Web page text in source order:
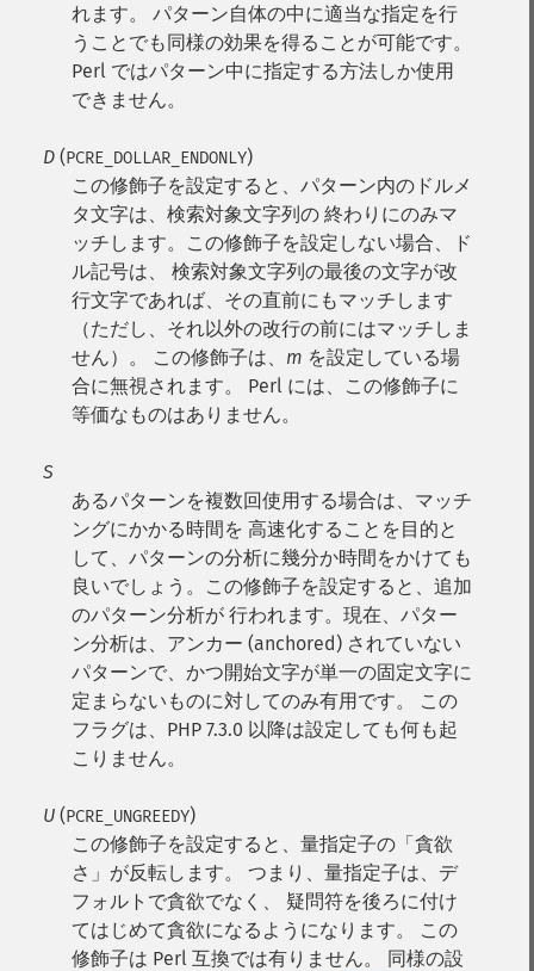
れます。 パターン自体の中に適当な指定を行
うことでも同様の効果を得ることが可能です。
Perl ではパターン中に指定する方法しか使用
できません。
D (PCRE_DOLLAR_ENDONLY)
この修飾子を設定すると、パターン内のドルメ
タ文字は、検索対象文字列の 終わりにのみマ
ッチします。この修飾子を設定しない場合、ド
ル記号は、 検索対象文字列の最後の文字が改
行文字であれば、その直前にもマッチします
（ただし、それ以外の改行の前にはマッチしま
せん）。 この修飾子は、 m を設定している場
合に無視されます。 Perl には、この修飾子に
等価なものはありません。
S
あるパターンを複数回使用する場合は、マッチ
ングにかかる時間を 高速化することを目的と
して、パターンの分析に幾分か時間をかけても
良いでしょう。この修飾子を設定すると、追加
のパターン分析が 行われます。現在、パター
ン分析は、アンカー (anchored) されていない
パターンで、かつ開始文字が単一の固定文字に
定まらないものに対してのみ有用です。 この
フラグは、PHP 7.3.0 以降は設定しても何も起
こりません。
U (PCRE_UNGREEDY)
この修飾子を設定すると、量指定子の「貪欲
さ」が反転します。 つまり、量指定子は、デ
フォルトで貪欲でなく、 疑問符を後ろに付け
てはじめて貪欲になるようになります。 この
修飾子は Perl 互換では有りません。 同様の設